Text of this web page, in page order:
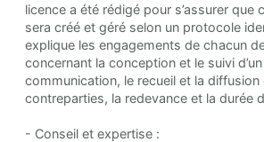
licence a été rédigé pour s’assurer que
sera créé et géré selon un protocole
explique les engagements de chacun
concernant la conception et le suivi
communication, le recueil et la diffusion
contreparties, la redevance et la durée
- Conseil et expertise :